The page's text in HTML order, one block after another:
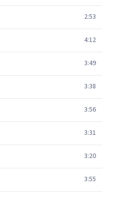
2:53
4:12
3:49
3:38
3:56
3:31
3:20
3:55